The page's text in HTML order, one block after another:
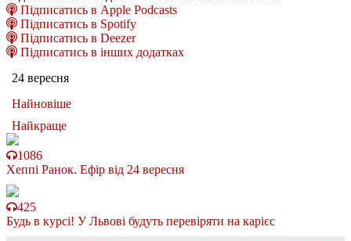
Підписатись в Apple Podcasts
Підписатись в Spotify
Підписатись в Deezer
Підписатись в інших додатках
24 вересня
Найновіше
Найкраще
1086
Хеппі Ранок. Ефір від 24 вересня
425
Будь в курсі! У Львові будуть перевіряти на карієс